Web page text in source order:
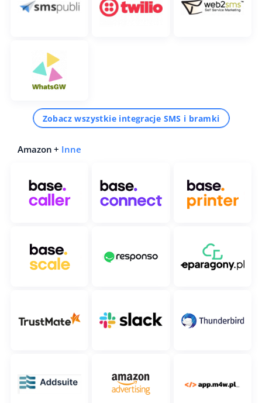
Zobacz wszystkie integracje SMS i bramki
Amazon + Inne